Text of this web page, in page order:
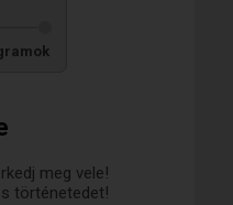
meg vele!
történetedet!